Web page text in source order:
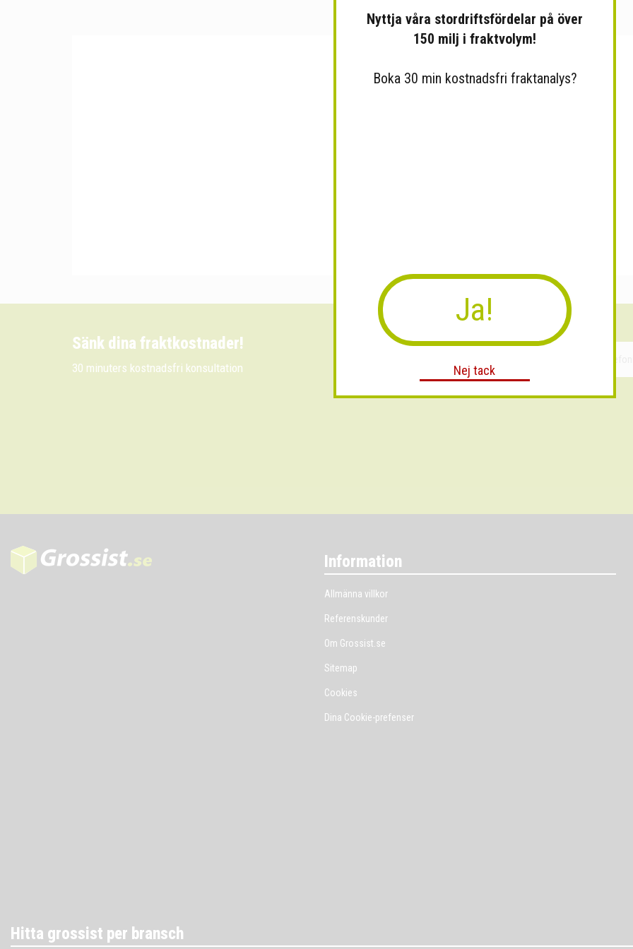
Sänk dina fraktkostnader!
30 minuters kostnadsfri konsultation
Information
Allmänna villkor
Referenskunder
Om Grossist.se
Sitemap
Cookies
Dina Cookie-prefenser
Hitta grossist per bransch
Nyttja våra stordriftsfördelar på över
150 milj i fraktvolym!
Boka 30 min kostnadsfri fraktanalys?
Ja!
Nej tack